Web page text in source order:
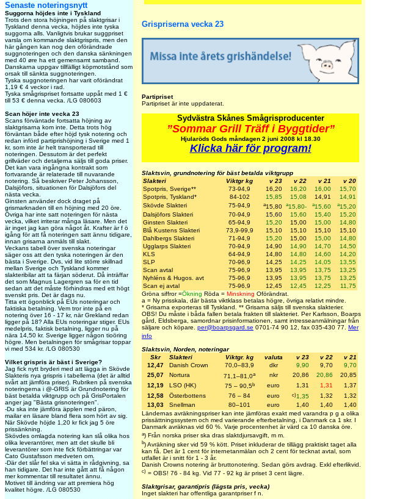
Senaste noteringsnytt
Suggorna höjdes inte i Tyskland
Trots den stora höjningen på slaktgrisar i
Tyskland denna vecka, höjdes inte tyska
suggorna alls. Vanligtvis brukar suggpriset
varsla om kommande slaktgrispris, men den
här gången kan nog den oförändrade
suggnoteringen och den danska sänkningen
med 40 øre ha ett gemensamt samband.
Danskarna uppgav tillfälligt köpmotstånd som
orsak till sänkta suggnoteringen.
Tyska suggnoteringen har varit oförändrat
1,19 € 4 veckor i rad.
Tyska smågrispriset fortsatte uppåt med 1 €
till 53 € denna vecka. /LG 080603
Scan höjer inte vecka 23
Scans förväntade fortsatta höjning av
slaktgrisarna kom inte. Detta trots hög
förväntan både efter höjd tysk notering och
redan införd partiprishöjning i Sverige med 1
kr, som inte är helt transporterad till
noteringen. Dessutom är det perfekt
grillväder och detaljerna säljs till goda priser.
Det kan vara ingångna kontrakt som
fortvarande är relaterade till nuvarande
notering. Så beskriver Peter Johansson,
Dalsjöfors, situationen för Dalsjöfors del
nästa vecka.
Ginsten använder dock draget på
grismarknaden till en höjning med 20 öre.
Övriga har inte satt noteringen för nästa
vecka, vilket irriterar många läsare. Men det
är inget jag kan göra något åt. Krafter är f ö
igång för att få noteringen satt ännu tidigare,
innan grisarna anmäls till slakt.
Veckans tabell över svenska noteringar
säger oss att den tyska noteringen är den
bästa i Sverige. Dvs, vid lite större skillnad
mellan Sverige och Tyskland kommer
slakteribilar att ta färjan söderut. Då inträffar
det som Magnus Lagergren sa för en tid
sedan att det måste förhindras med ett högt
svenskt pris. Det är dags nu.
Titta ett ögonblick på EUs noteringar och
faktiska betalning. Vem tror inte på en
notering över 16 - 17 kr, när Grekland redan
ligger på 18? Alla EUs noteringar stiger. EUs
medelpris, faktisk betalning, ligger nu på
nära 14,50 kr. Sverige ligger någon tioöring
högre. Men betalningen för smågrisar toppar
vi med 534 kr. /LG 080530
Vilket grispris är bäst i Sverige?
Jag fick nytt bryderi med att lägga in Skövde
Slakteris nya grispris i tabellerna (det är alltid
svårt att jämföra priser). Rubriken på svenska
noteringerna i @-GRIS är Grundnotering för
bäst betalda viktgrupp och på GrisPortalen
anger jag "Bästa grisnoteringen".
-Du ska inte jämföra äpplen med päron,
mailar en läsare bland flera som hört av sig.
När Skövde höjde 1,20 kr fick jag 5 öre
prissänkning.
Skövdes omlagda notering kan slå olika hos
olika leverantörer, men att det skulle bli
leverantörer som inte fick förbättringar var
Cato Gustafsson medveten om.
-Där det slår fel ska vi sätta in rådgivning, sa
han tidigare. Det har inte gått att få någon
mer kommentar till resultatet ännu.
Motivet till ändring var att premiera hög
kvalitet högre. /LG 080530
Grispriserna vecka 23
Partipriset
Partipriset är inte uppdaterat.
Sydvästra Skånes Smågrisproducenter
”Sommar Grill Träff i Byggtider”
Hjularöds Gods måndagen 2 juni 2008 kl 18.30
Klicka här för program!
Slaktsvin, grundnotering för bäst betalda viktgrupp
Slakteri
Viktgr kg v 23 v 22 v 21
v 20
Spotpris, Sverige**
73-94,9 16,20 16,20 16,00
15,70
Spotpris, Tyskland*
84-102 15,85 15,08 14,91
14,91
Skövde Slakteri
75-94,9 a15,80 a15,80- a15,60 a15,20
Dalsjöfors Slakteri
70-94,9 15,60 15,60 15,40
15,20
Ginsten Slakteri
65-94,9 15,20 15,00 15,00
14,80
Blå Kustens Slakteri
73,9-99,9 15,10 15,10 15,10
15,10
Dahlbergs Slakteri
71-94,9 15,20 15,00 15,00
14,80
Ugglarps Slakteri
70-94,9 14,90 14,90 14,70
14,50
KLS
64-94,9 14,80 14,80 14,60
14,20
SLP
70-96,9 14,25 14,25 14,05
13,55
Scan avtal 75-96,9 13,95 13,95 13,75
13,25
Nyhléns & Hugos. avt
75-96,9 13,95 13,95 13,75
13,25
Scan ej avtal
75-96,9 12,45 12,45 12,25
11,75
Gröna siffror =Ökning Röda = Minskning Oförändrat.
a = Ny prisskala, där bästa viktklass betalas högre, övriga relativt mindre.
* Grisarna exporteras till Tyskland. ** Grisarna säljs till svenska slakterier.
OBS! Du måste i båda fallen betala frakten till slakteriet. Per Karlsson, Boarps
gård, Eldsberga, samordnar prisinformationen, samt intresseanmälningar från
säljare och köpare. per@boarpsgard.se 0701-74 90 12, fax 035-430 77. Mer
info
Slaktsvin, Norden, noteringar
Skr
Slakteri Viktgr. kg valuta v 23 v 22
v 21
12,47
Danish Crown 70,0–83,9 dkr 9,90 9,70
9,70
25,07
Nortura 71,1–81,0a nkr 20,86 20,86
20,85
12,19
LSO (HK) 75 – 90,5b euro 1,31 1,31
1,37
12,58
Österbottens 76 – 84 euro c)1,35 1,32
1,32
13,03
Snellman 80–101 euro 1,40 1,40
1,40
Ländernas avräkningspriser kan inte jämföras exakt med varandra p g a olika
prissättningssystem och med varierande efterbetalning, i Danmark ca 1 skr. I
Danmark avräknas vid 60 %. Varje procentenhet är värd ca 10 danska öre.
a) Från norska priser ska dras slaktdjursavgift, m m.
b) Avräkning sker vid 59 % kött. Priset inkluderar de tillägg praktiskt taget alla
kan få. Det är 1 cent för internetanmälan och 2 cent för tecknat avtal, som
utfallet är i snitt för 1 - 3 år.
Danish Crowns notering är bruttonotering. Sedan görs avdrag. Exkl efterlikvid.
c) = OBS! 76 - 84 kg. Vid 77 - 92 kg är priset 3 cent lägre.
Slaktgrisar, garantipris (lägsta pris, vecka)
Inget slakteri har offentliga garantpriser f n.